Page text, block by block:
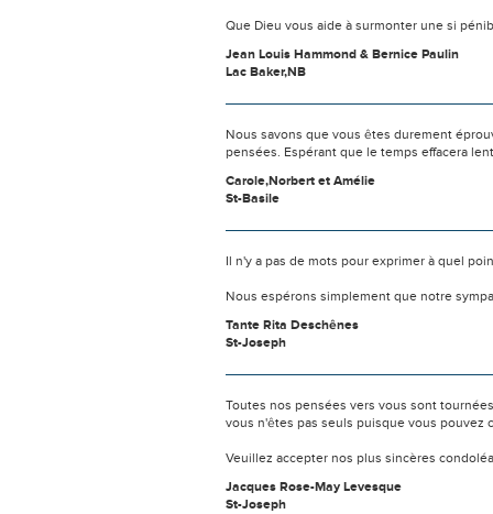
Que Dieu vous aide à surmonter une si
Jean Louis Hammond & Bernice Paulin
Lac Baker,NB
Nous savons que vous êtes durement
pensées. Espérant que le temps effacera
Carole,Norbert et Amélie
St-Basile
Il n'y a pas de mots pour exprimer à quel
Nous espérons simplement que notre
Tante Rita Deschênes
St-Joseph
Toutes nos pensées vers vous sont
vous n'êtes pas seuls puisque vous pouvez
Veuillez accepter nos plus sincères
Jacques Rose-May Levesque
St-Joseph